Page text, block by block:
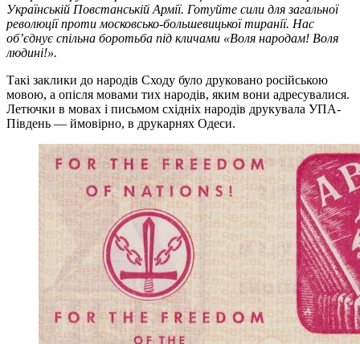
Українській Повстанській Армії. Готуйте сили для загальної
революції проти московсько-большевицької тиранії. Нас
об’єднує спільна боротьба під кличами «Воля народам! Воля
людині!».
Такі заклики до народів Сходу було друковано російською
мовою, а опісля мовами тих народів, яким вони адресувалися.
Летючки в мовах і письмом східніх народів друкувала УПА-
Південь — ймовірно, в друкарнях Одеси.